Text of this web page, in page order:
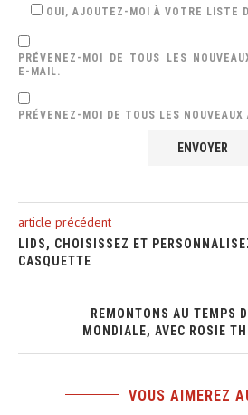
OUI, AJOUTEZ-MOI À VOTRE LISTE
PRÉVENEZ-MOI DE TOUS LES
E-MAIL.
PRÉVENEZ-MOI DE TOUS LES
article précédent
LIDS, CHOISISSEZ ET
CASQUETTE
REMONTONS AU TEMPS
MONDIALE, AVEC ROSIE
VOUS AIMEREZ